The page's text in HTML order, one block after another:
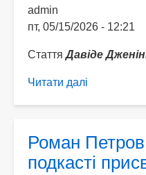
to
admin
пт, 05/15/2026 - 12:21
СтаттяДавіде
Читати далі
активів
Росії:
Роман
подкасті